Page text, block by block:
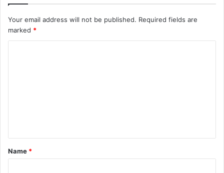
Your email address will not be published. Required fields are
marked *
Name *